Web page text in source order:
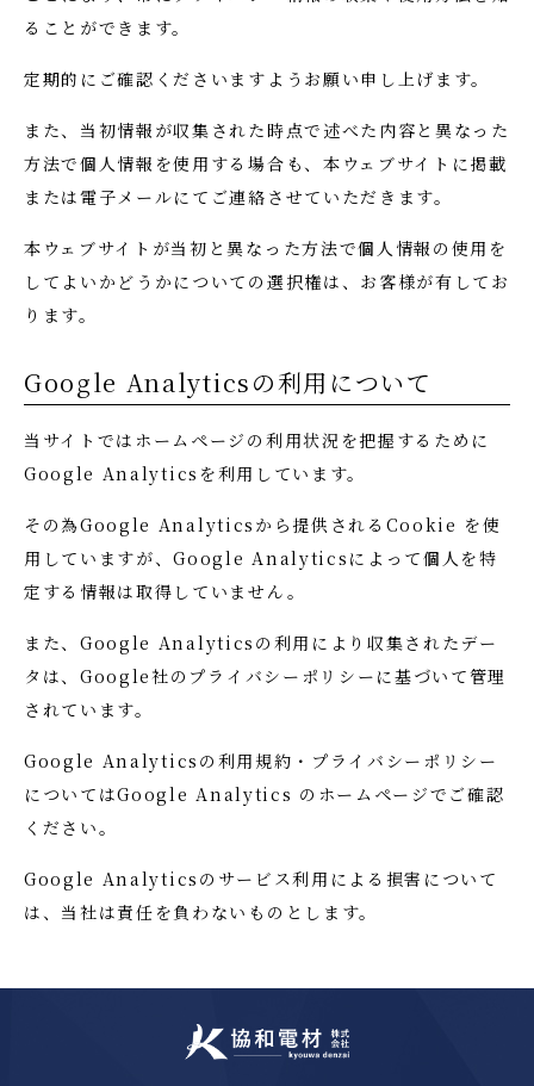
ることができます。
定期的にご確認くださいますようお願い申し上げます。
また、当初情報が収集された時点で述べた内容と異なった
方法で個人情報を使用する場合も、本ウェブサイトに掲載
または電子メールにてご連絡させていただきます。
本ウェブサイトが当初と異なった方法で個人情報の使用を
してよいかどうかについての選択権は、お客様が有してお
ります。
Google Analyticsの利用について
当サイトではホームページの利用状況を把握するために
Google Analyticsを利用しています。
その為Google Analyticsから提供されるCookie を使
用していますが、Google Analyticsによって個人を特
定する情報は取得していません。
また、Google Analyticsの利用により収集されたデー
タは、Google社のプライバシーポリシーに基づいて管理
されています。
Google Analyticsの利用規約・プライバシーポリシー
についてはGoogle Analytics のホームページでご確認
ください。
Google Analyticsのサービス利用による損害について
は、当社は責任を負わないものとします。